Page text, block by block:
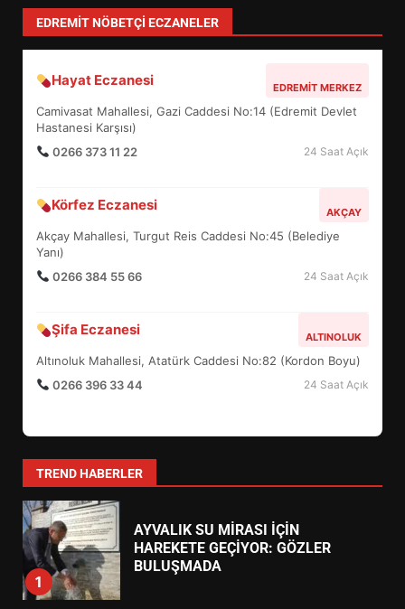
EDREMIT NÖBETÇI ECZANELER
Hayat Eczanesi EDREMIT MERKEZ
Camivasat Mahallesi, Gazi Caddesi No:14 (Edremit Devlet
Hastanesi Karşısı)
0266 373 11 22
24 Saat Açık
Körfez Eczanesi AKÇAY
Akçay Mahallesi, Turgut Reis Caddesi No:45 (Belediye
Yanı)
0266 384 55 66
24 Saat Açık
Şifa Eczanesi ALTINOLUK
Altınoluk Mahallesi, Atatürk Caddesi No:82 (Kordon Boyu)
0266 396 33 44
24 Saat Açık
TREND HABERLER
4
EDREMİT’İN GURURU TÜRKİYE
FİNALİNDE NE BAŞARDI?
BALIKESİR MÜZELERİNDE SÜRE
6
TURNUVASI KAYITLARI NEYİ
7
BURHANİYE BELEDİYESPOR’DA
YENİ YÖNETİM NASIL
1
HAREKETE GEÇİYOR: GÖZLER
BULUŞMADA
ESA 2026’DA TÜRK BAHARATI